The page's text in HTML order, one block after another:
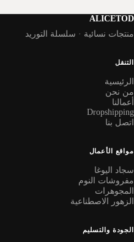
نسائية · سلسلة التوريد
نحن
بنا
الأعمال
اليوغا
النوم
الاصطناعية
والتسليم